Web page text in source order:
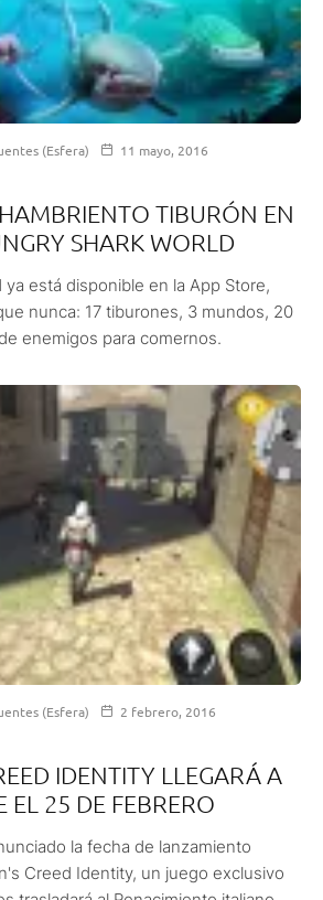
(Esfera)
11 mayo, 2016
TIBURÓN EN
SHARK WORLD
ya está disponible en la App Store,
nunca: 17 tiburones, 3 mundos, 20
enemigos para comernos.
(Esfera)
2 febrero, 2016
IDENTITY LLEGARÁ A
EL 25 DE FEBRERO
la fecha de lanzamiento
Creed Identity, un juego exclusivo